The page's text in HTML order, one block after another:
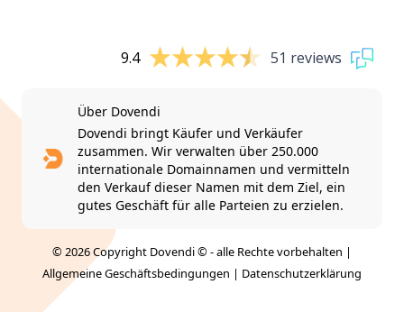
9.4 51 reviews
Über Dovendi
Dovendi bringt Käufer und Verkäufer
zusammen. Wir verwalten über 250.000
internationale Domainnamen und vermitteln
den Verkauf dieser Namen mit dem Ziel, ein
gutes Geschäft für alle Parteien zu erzielen.
© 2026 Copyright Dovendi © - alle Rechte vorbehalten |
Allgemeine Geschäftsbedingungen | Datenschutzerklärung